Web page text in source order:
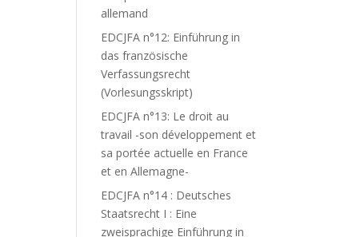
allemand
EDCJFA n°12: Einführung in
das französische
Verfassungsrecht
(Vorlesungsskript)
EDCJFA n°13: Le droit au
travail -son développement et
sa portée actuelle en France
et en Allemagne-
EDCJFA n°14 : Deutsches
Staatsrecht I : Eine
zweisprachige Einführung in